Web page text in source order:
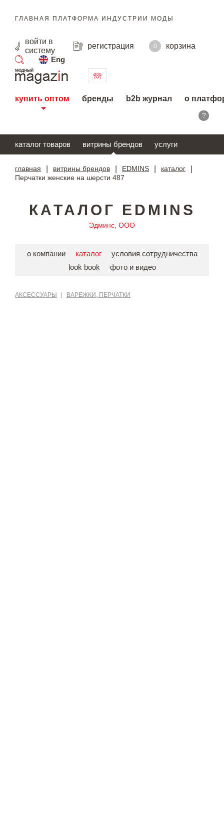
ГЛАВНАЯ ПЛАТФОРМА ИНДУСТРИИ МОДЫ
войти в
систему
регистрация 0
корзина
Eng
поиск
купить оптом бренды b2b журнал о
?
каталог товаров витрины брендов услуги
главная витрины брендов EDMINS каталог
Перчатки женские на шерсти 487
КАТАЛОГ EDMINS
Эдминс, ООО
о компании каталог
условия сотрудничества
look book
фото и видео
АКСЕССУАРЫ ВАРЕЖКИ, ПЕРЧАТКИ